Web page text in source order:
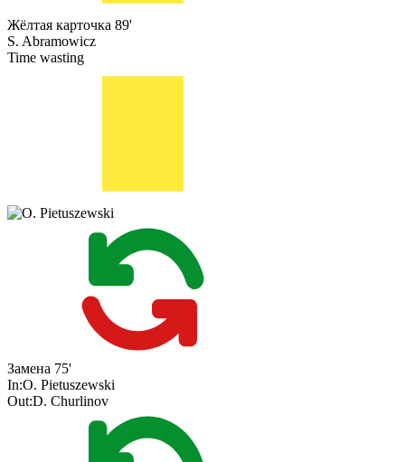
Жёлтая карточка 89'
S. Abramowicz
Time wasting
Замена 75'
In:O. Pietuszewski
Out:D. Churlinov